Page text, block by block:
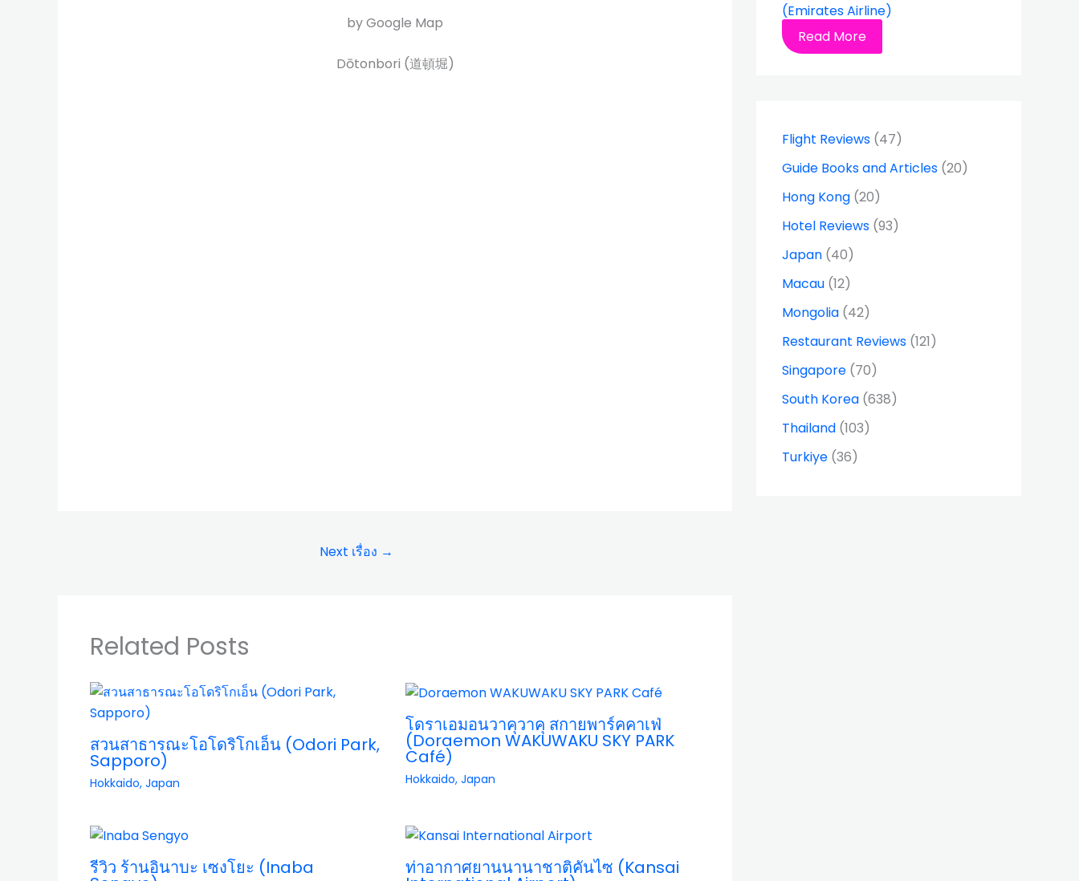
by Google Map
Dōtonbori (道頓堀)
Next เรื่อง →
Related Posts
สวนสาธารณะโอโดริโกเอ็น (Odori Park,
Sapporo)
Hokkaido, Japan
โดราเอมอนวาคุวาคุ สกายพาร์คคาเฟ่
(Doraemon WAKUWAKU SKY PARK
Café)
Hokkaido, Japan
รีวิว ร้านอินาบะ เซงโยะ (Inaba ท่าอากาศยานนานาชาติคันไซ (Kansai
(Emirates Airline)
Read More
Flight Reviews (47)
Guide Books and Articles (20)
Hong Kong (20)
Hotel Reviews (93)
Japan (40)
Macau (12)
Mongolia (42)
Restaurant Reviews (121)
Singapore (70)
South Korea (638)
Thailand (103)
Turkiye (36)